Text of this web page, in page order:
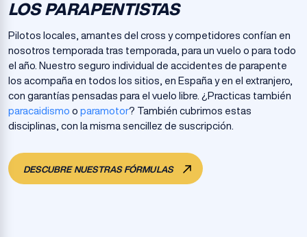
LOS PARAPENTISTAS
Pilotos locales, amantes del cross y competidores confían en
nosotros temporada tras temporada, para un vuelo o para todo
el año. Nuestro seguro individual de accidentes de parapente
los acompaña en todos los sitios, en España y en el extranjero,
con garantías pensadas para el vuelo libre. ¿Practicas también
paracaidismo o paramotor? También cubrimos estas
disciplinas, con la misma sencillez de suscripción.
DESCUBRE NUESTRAS FÓRMULAS